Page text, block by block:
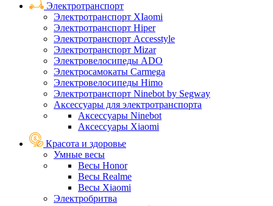
Электротранспорт
Электротранспорт XIaomi
Электротранспорт Hiper
Электротранспорт Accesstyle
Электротранспорт Mizar
Электровелосипеды ADO
Электросамокаты Carmega
Электровелосипеды Himo
Электротранспорт Ninebot by Segway
Аксессуары для электротранспорта
Аксессуары Ninebot
Аксессуары Xiaomi
Красота и здоровье
Умные весы
Весы Honor
Весы Realme
Весы Xiaomi
Электробритва